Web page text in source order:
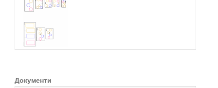
Документи